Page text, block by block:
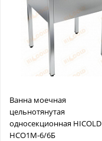
Ванна моечная
цельнотянутая
односекционная HICOLD
НСО1М-6/6Б